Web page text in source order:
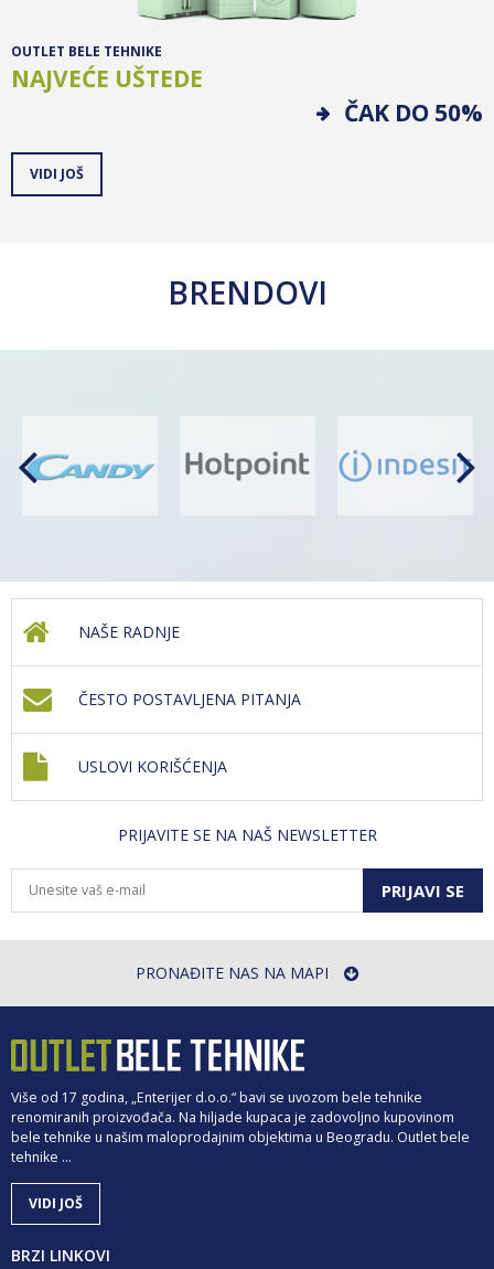
OUTLET BELE TEHNIKE
NAJVEĆE UŠTEDE
ČAK DO 50%
VIDI JOŠ
BRENDOVI
NAŠE RADNJE
ČESTO POSTAVLJENA PITANJA
USLOVI KORIŠĆENJA
PRIJAVITE SE NA NAŠ NEWSLETTER
PRIJAVI SE
PRONAĐITE NAS NA MAPI
Više od 17 godina, „Enterijer d.o.o.“ bavi se uvozom bele tehnike
renomiranih proizvođača. Na hiljade kupaca je zadovoljno kupovinom
bele tehnike u našim maloprodajnim objektima u Beogradu. Outlet bele
tehnike ...
VIDI JOŠ
BRZI LINKOVI